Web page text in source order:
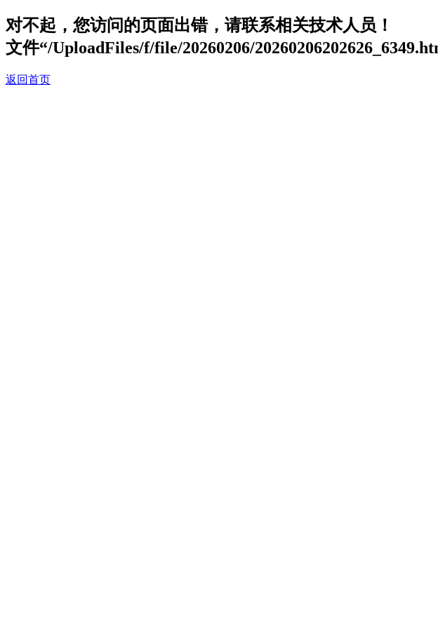
对不起，您访问的页面出错，请联系相关技术人员！
文件“/UploadFiles/f/file/20260206/
返回首页